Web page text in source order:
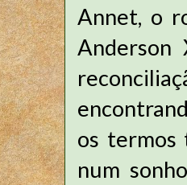
Annet, o
os termos
num